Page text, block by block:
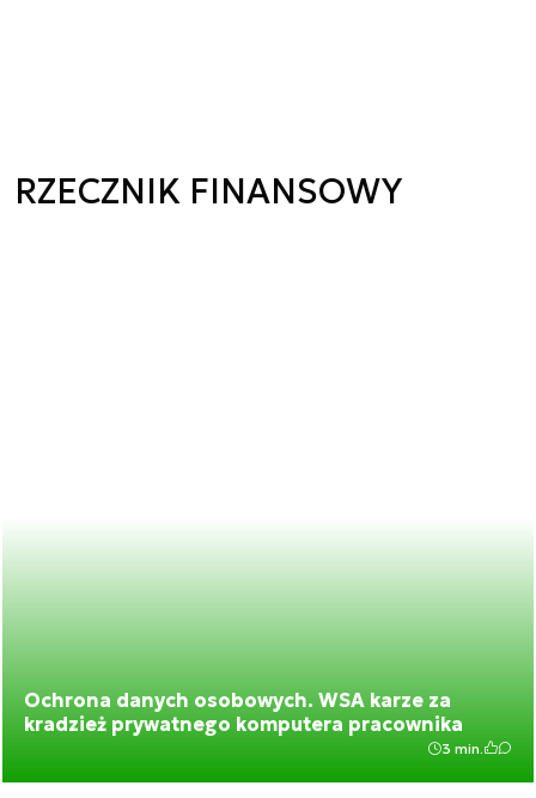
RZECZNIK FINANSOWY
Ochrona danych osobowych. WSA karze za
kradzież prywatnego komputera pracownika
3 min.